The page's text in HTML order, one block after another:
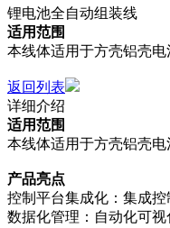
锂电池全自动组装线
适用范围
本线体适用于方壳铝壳
返回列表
详细介绍
适用范围
本线体适用于方壳铝壳
产品亮点
控制平台集成化：集成
数据化管理：自动化可